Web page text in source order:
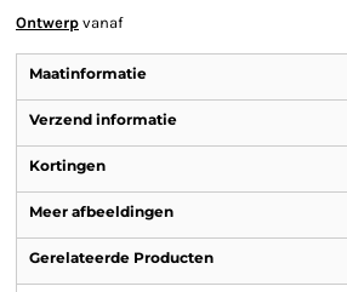
Ontwerp vanaf
Maatinformatie
Verzend informatie
Kortingen
Meer afbeeldingen
Gerelateerde Producten